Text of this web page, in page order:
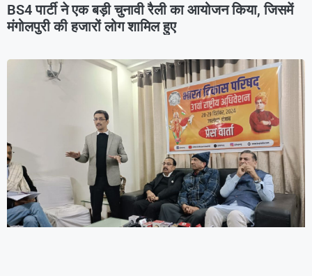
BS4 पार्टी ने एक बड़ी चुनावी रैली का आयोजन किया, जिसमें
मंगोलपुरी की हजारों लोग शामिल हुए